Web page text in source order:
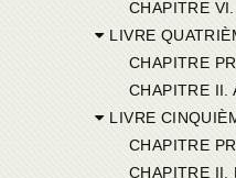
LIVRE
LIVRE CINQUIÈME.